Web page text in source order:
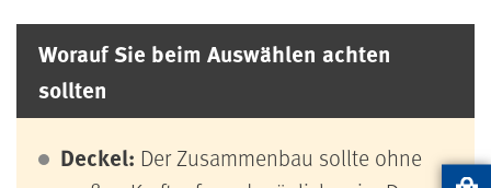
Worauf Sie beim Auswählen achten
sollten
Deckel: Der Zusammenbau sollte ohne